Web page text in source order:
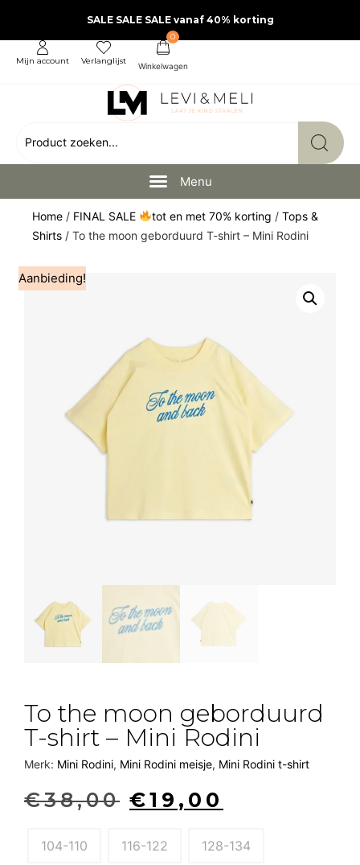
SALE SALE SALE vanaf 40% korting
Mijn account Verlanglijst
0
Home / FINAL SALE tot en met 70% korting / Tops &
Shirts / To the moon geborduurd T-shirt – Mini Rodini
Aanbieding!
To the moon geborduurd
T-shirt – Mini Rodini
Merk: Mini Rodini, Mini Rodini meisje, Mini Rodini t-shirt
€38,00 €19,00
104-110 116-122 128-134